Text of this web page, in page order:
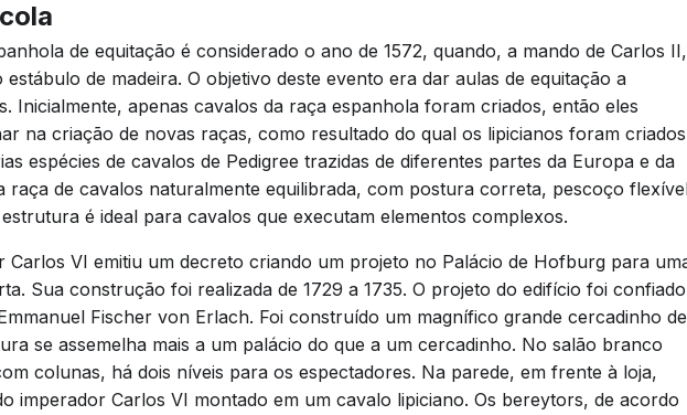
de equitação é considerado o ano de 1572, quando, a mando de Carlos II,
de madeira. O objetivo deste evento era dar aulas de equitação a
Inicialmente, apenas cavalos da raça espanhola foram criados, então eles
na criação de novas raças, como resultado do qual os lipicianos foram
espécies de cavalos de Pedigree trazidas de diferentes partes da Europa e da
raça de cavalos naturalmente equilibrada, com postura correta, pescoço
é ideal para cavalos que executam elementos complexos.
Carlos VI emitiu um decreto criando um projeto no Palácio de Hofburg para
Sua construção foi realizada de 1729 a 1735. O projeto do edifício foi confiado
Fischer von Erlach. Foi construído um magnífico grande cercadinho de
se assemelha mais a um palácio do que a um cercadinho. No salão branco
colunas, há dois níveis para os espectadores. Na parede, em frente à loja,
imperador Carlos VI montado em um cavalo lipiciano. Os bereytors, de acordo